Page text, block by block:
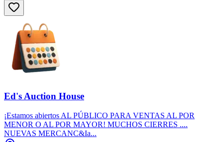
Ed's Auction House
¡Estamos abiertos AL PÚBLICO PARA VENTAS AL POR
MENOR O AL POR MAYOR! MUCHOS CIERRES ....
NUEVAS MERCANC&Ia...